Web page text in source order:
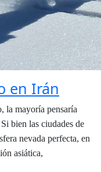
en Irán
la mayoría pensaría
bien las ciudades de
nevada perfecta, en
asiática,